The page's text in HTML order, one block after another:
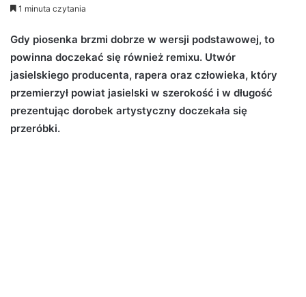
e
d
a
a
1 minuta czytania
Gdy piosenka brzmi dobrze w wersji podstawowej, to
powinna doczekać się również remixu. Utwór
jasielskiego producenta, rapera oraz człowieka, który
przemierzył powiat jasielski w szerokość i w długość
prezentując dorobek artystyczny doczekała się
przeróbki.